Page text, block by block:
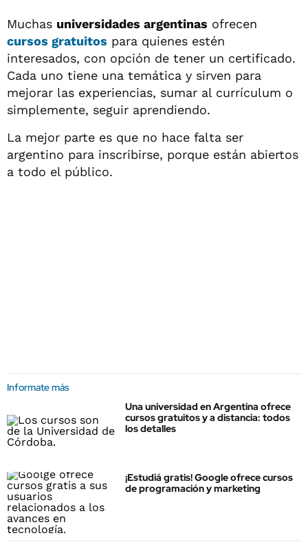
Muchas universidades argentinas ofrecen
cursos gratuitos para quienes estén
interesados, con opción de tener un certificado.
Cada uno tiene una temática y sirven para
mejorar las experiencias, sumar al currículum o
simplemente, seguir aprendiendo.
La mejor parte es que no hace falta ser
argentino para inscribirse, porque están abiertos
a todo el público.
Informate más
Una universidad en Argentina ofrece
cursos gratuitos y a distancia: todos
los detalles
¡Estudiá gratis! Google ofrece cursos
de programación y marketing